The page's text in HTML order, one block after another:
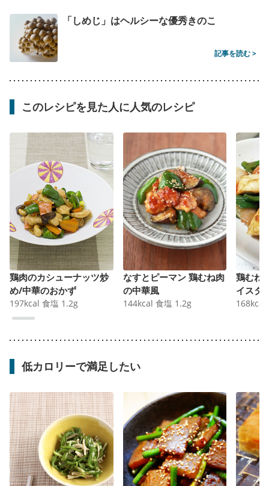
「しめじ」はヘルシーな優秀きのこ
記事を読む >
このレシピを見た人に人気のレシピ
鶏肉のカシューナッツ炒
め/中華のおかず
197kcal 食塩 1.2g
なすとピーマン 鶏むね肉
の中華風
144kcal 食塩 1.2g
鶏むね
イスタ
168kcal
低カロリーで満足したい